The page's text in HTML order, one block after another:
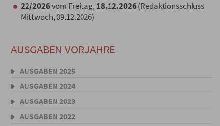
22/2026vom Freitag,18.12.2026(Redaktionsschluss
Mittwoch, 09.12.2026)
AUSGABEN VORJAHRE
AUSGABEN 2025
AUSGABEN 2024
AUSGABEN 2023
AUSGABEN 2022